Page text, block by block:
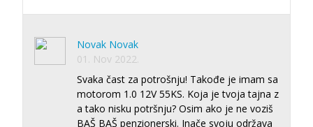
Novak Novak
01. Nov 2022.
Svaka čast za potrošnju! Takođe je imam sa
motorom 1.0 12V 55KS. Koja je tvoja tajna z
a tako nisku potršnju? Osim ako je ne voziš
BAŠ BAŠ penzionerski. Inače svoju održava